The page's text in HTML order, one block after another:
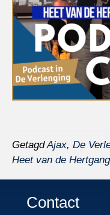
GetagdAjax, De
Heet van de Hertgang
Contact